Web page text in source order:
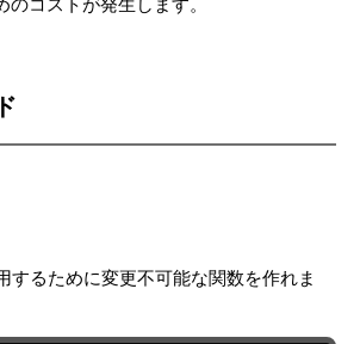
するために変更不可能な関数を作れま